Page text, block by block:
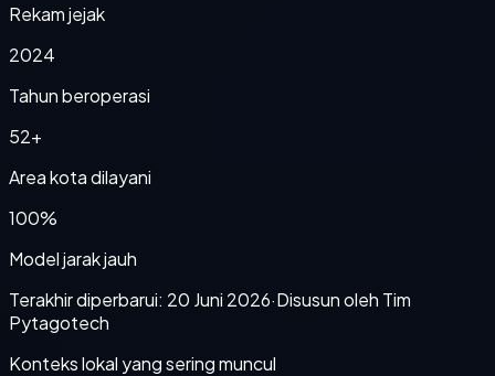
Rekam jejak
2024
Tahun beroperasi
52+
Area kota dilayani
100%
Model jarak jauh
Terakhir diperbarui: 20 Juni 2026·Disusun oleh Tim
Pytagotech
Konteks lokal yang sering muncul